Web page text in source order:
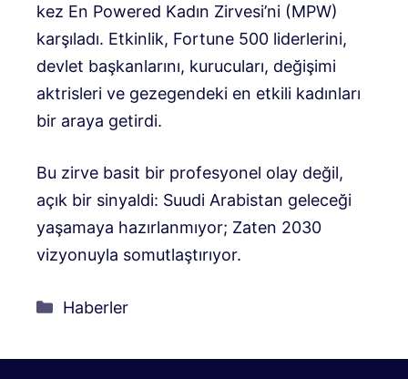
kez En Powered Kadın Zirvesi’ni (MPW)
karşıladı. Etkinlik, Fortune 500 liderlerini,
devlet başkanlarını, kurucuları, değişimi
aktrisleri ve gezegendeki en etkili kadınları
bir araya getirdi.
Bu zirve basit bir profesyonel olay değil,
açık bir sinyaldi: Suudi Arabistan geleceği
yaşamaya hazırlanmıyor; Zaten 2030
vizyonuyla somutlaştırıyor.
Kategoriler
Haberler